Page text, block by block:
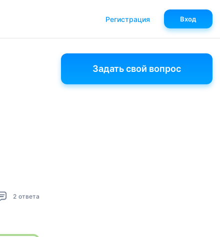
2 ответа
Задать свой вопрос
Регистрация Вход